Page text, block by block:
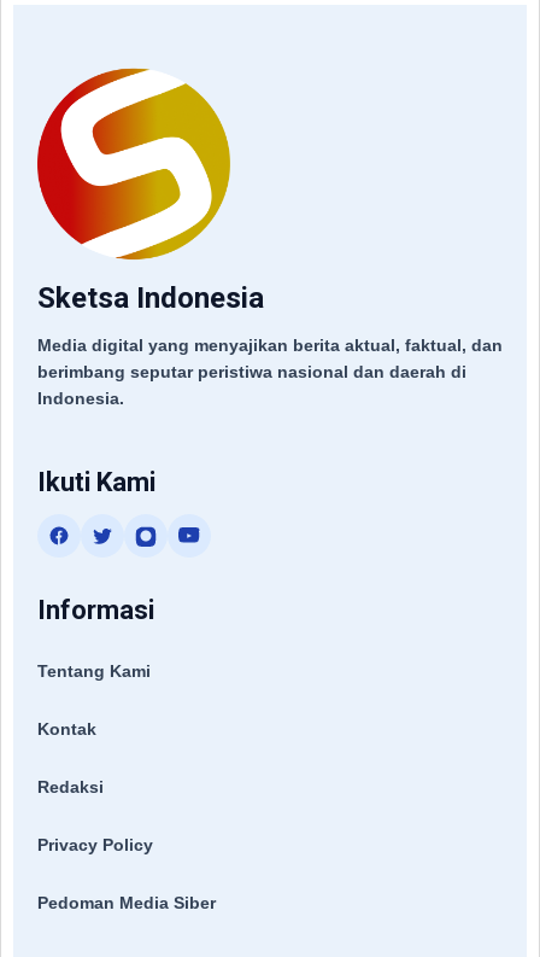
Sketsa Indonesia
Media digital yang menyajikan berita aktual, faktual, dan
berimbang seputar peristiwa nasional dan daerah di
Indonesia.
Ikuti Kami
Informasi
Tentang Kami
Kontak
Redaksi
Privacy Policy
Pedoman Media Siber